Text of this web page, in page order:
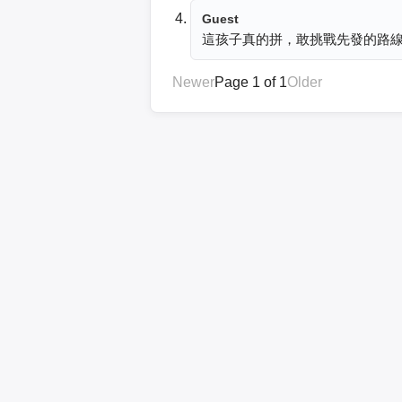
Guest
這孩子真的拼，敢挑戰先發的路
NewerPage 1 of 1Older